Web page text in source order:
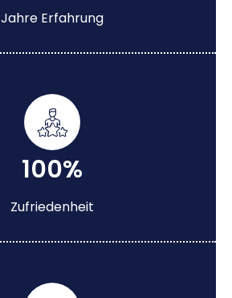
Jahre Erfahrung
100%
Zufriedenheit